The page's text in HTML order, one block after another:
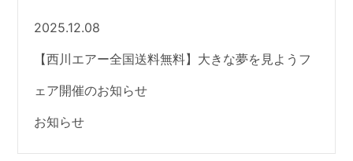
2025.12.08
【西川エアー全国送料無料】大きな夢を見ようフ
ェア開催のお知らせ
お知らせ